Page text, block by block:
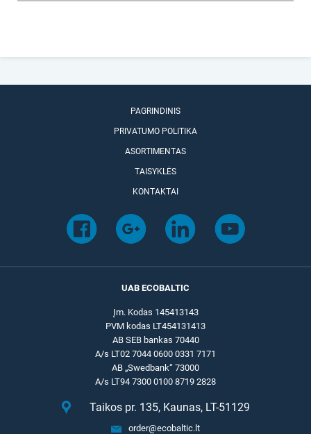
PAGRINDINIS
PRIVATUMO POLITIKA
ASORTIMENTAS
TAISYKLĖS
KONTAKTAI
UAB ECOBALTIC
Įm. Kodas 145413143
PVM kodas LT454131413
AB SEB bankas 70440
A/s LT02 7044 0600 0331 7171
AB „Swedbank“ 73000
A/s LT94 7300 0100 8719 2828
Taikos pr. 135, Kaunas, LT-51129
order@ecobaltic.lt